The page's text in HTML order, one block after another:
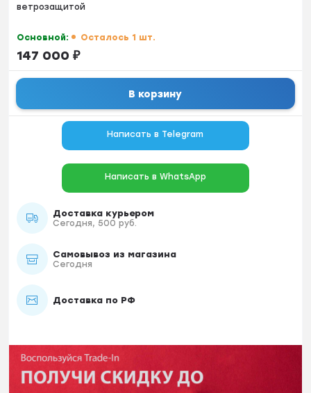
ветрозащитой
Основной: Осталось 1 шт.
147 000 ₽
В корзину
Написать в Telegram
Написать в WhatsApp
Доставка курьером
Сегодня, 500 руб.
Самовывоз из магазина
Сегодня
Доставка по РФ